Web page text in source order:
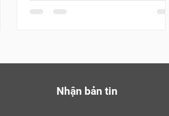
Nhận bản tin